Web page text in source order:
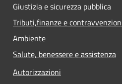
Giustizia e sicurezza pubblica
Tributi,finanze e
Ambiente
Salute, benessere e assistenza
Autorizzazioni